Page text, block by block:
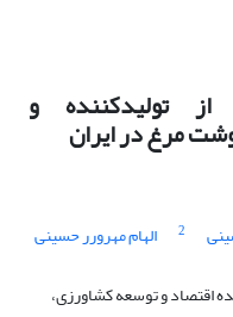
تولیدکننده و
مرغ در ایران
2 الهام مهرورر حسینی
اقتصاد و توسعه کشاورزی،